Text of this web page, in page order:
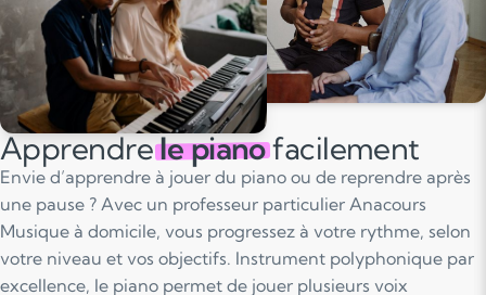
Apprendrele pianofacilement
Envie d’apprendre à jouer du piano ou de reprendre après
une pause ? Avec un professeur particulier Anacours
Musique à domicile, vous progressez à votre rythme, selon
votre niveau et vos objectifs. Instrument polyphonique par
excellence, le piano permet de jouer plusieurs voix